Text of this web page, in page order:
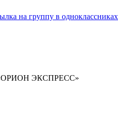
на группу в одноклассниках
«ОРИОН ЭКСПРЕСС»